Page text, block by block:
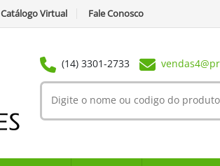
Catálogo Virtual Fale Conosco
(14) 3301-2733